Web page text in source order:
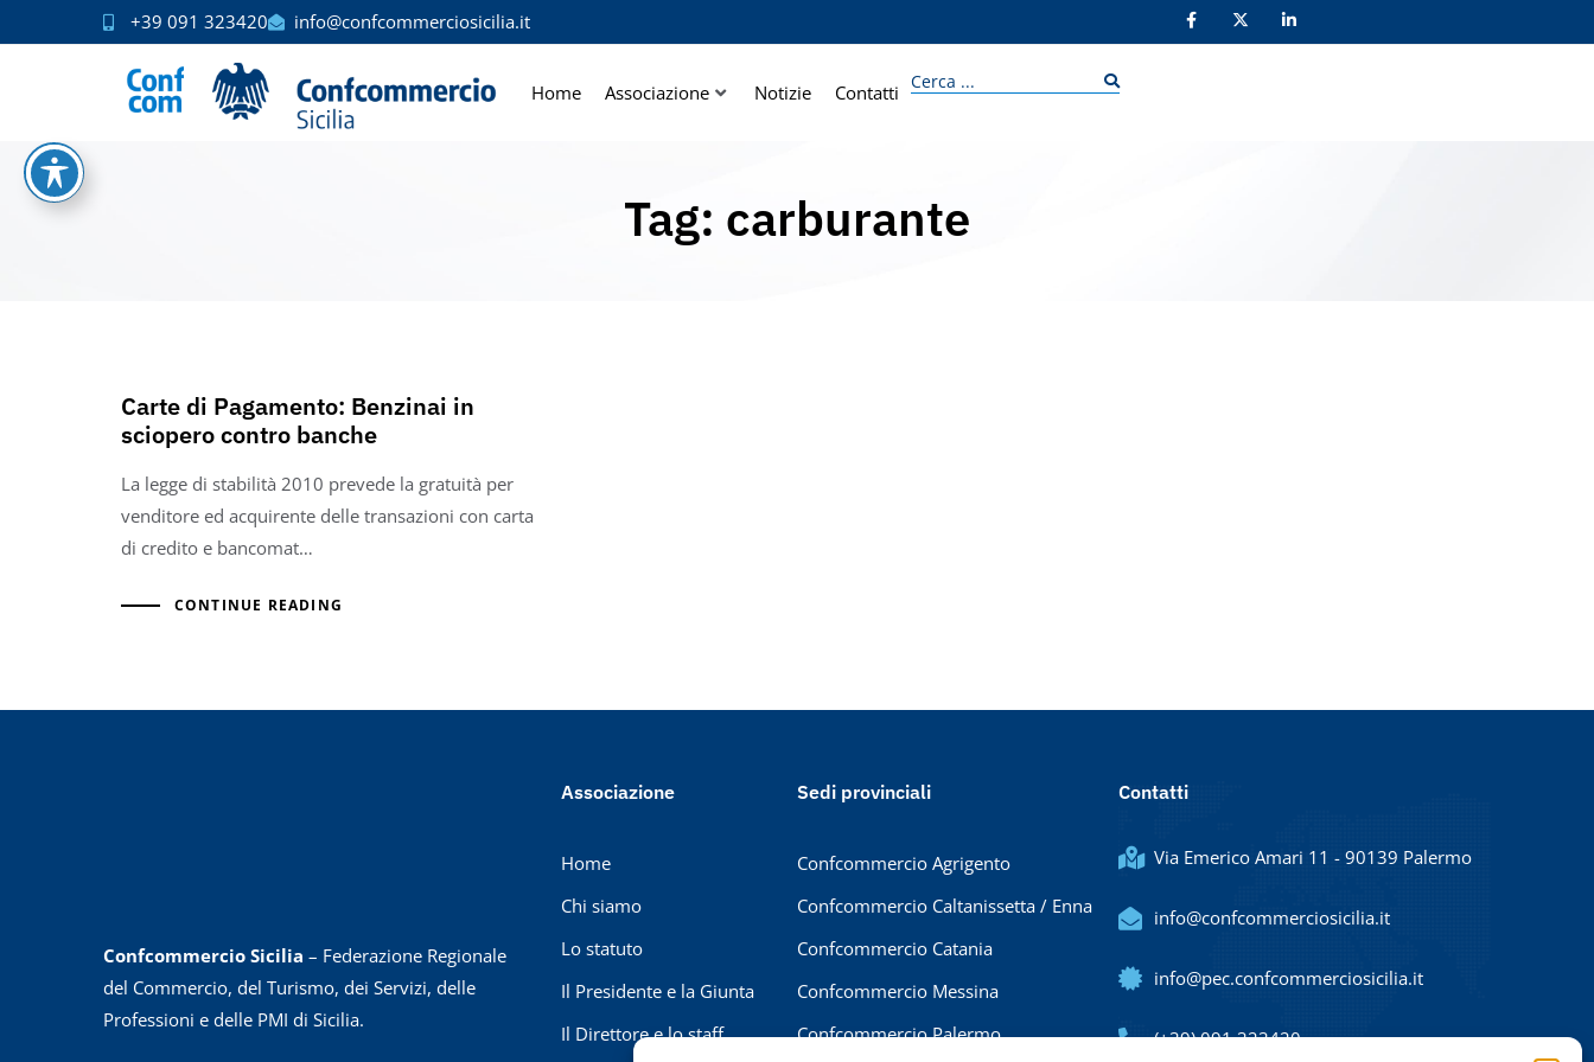
+39 091 323420 info@confcommerciosicilia.it
Home Associazione Notizie Contatti
Tag: carburante
Carte di Pagamento: Benzinai in
sciopero contro banche
La legge di stabilità 2010 prevede la gratuità per
venditore ed acquirente delle transazioni con carta
di credito e bancomat…
CONTINUE READING
Confcommercio Sicilia – Federazione Regionale
del Commercio, del Turismo, dei Servizi, delle
Professioni e delle PMI di Sicilia.
Associazione
Home
Chi siamo
Lo statuto
Il Presidente e la Giunta
Il Direttore e lo staff
Sedi provinciali
Confcommercio Agrigento
Confcommercio Caltanissetta / Enna
Confcommercio Catania
Confcommercio Messina
Confcommercio Palermo
Contatti
Via Emerico Amari 11 - 90139 Palermo
info@confcommerciosicilia.it
info@pec.confcommerciosicilia.it
(+39) 091 323420